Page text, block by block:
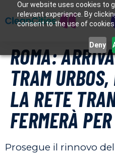
Our website uses cookies to
relevant experience. By
consent to the use of cookies
Deny
ROMA:
TRAM
LA RETE
FERMERÀ
Prosegue il rinnovo